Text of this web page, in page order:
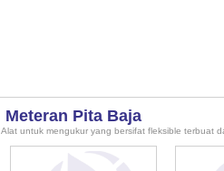
Meteran Pita Baja
Alat untuk mengukur yang bersifat fleksible terbuat